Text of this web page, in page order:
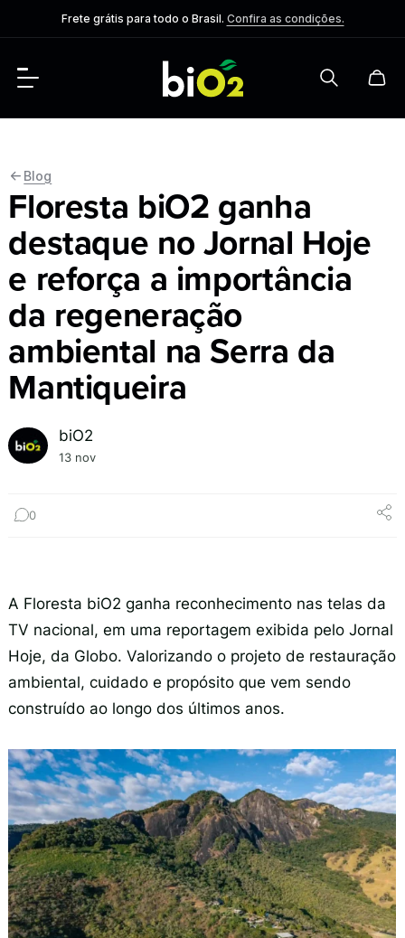
Frete grátis para todo o Brasil. Confira as condições.
Blog
Floresta biO2 ganha
destaque no Jornal Hoje
e reforça a importância
da regeneração
ambiental na Serra da
Mantiqueira
biO2
13 nov
0
A Floresta biO2 ganha reconhecimento nas telas da
TV nacional, em uma reportagem exibida pelo Jornal
Hoje, da Globo. Valorizando o projeto de restauração
ambiental, cuidado e propósito que vem sendo
construído ao longo dos últimos anos.